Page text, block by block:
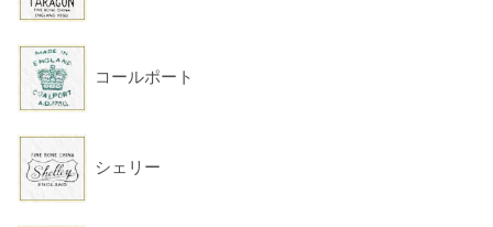
コールポート
シェリー